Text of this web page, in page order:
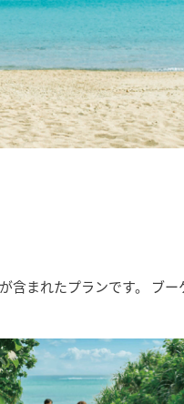
まれたプランです。 ブ